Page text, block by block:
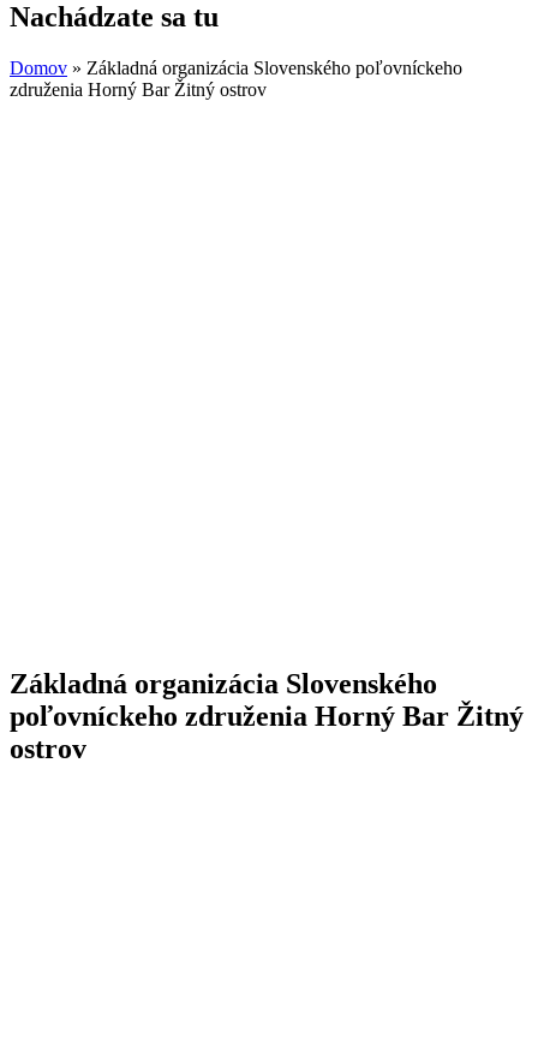
Nachádzate sa tu
Domov » Základná organizácia Slovenského poľovníckeho
združenia Horný Bar Žitný ostrov
Základná organizácia Slovenského
poľovníckeho združenia Horný Bar Žitný
ostrov